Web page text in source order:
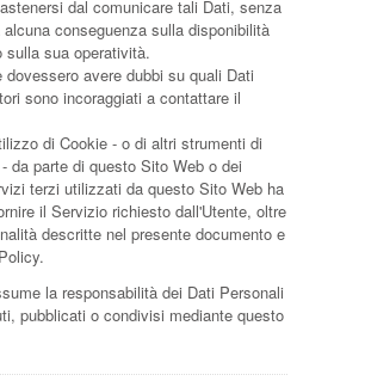
dal comunicare tali Dati, senza
conseguenza sulla disponibilità
sulla sua operatività.
avere dubbi su quali Dati
sono incoraggiati a contattare il
di Cookie - o di altri strumenti di
da parte di questo Sito Web o dei
terzi utilizzati da questo Sito Web ha
il Servizio richiesto dall'Utente, oltre
descritte nel presente documento e
la responsabilità dei Dati Personali
pubblicati o condivisi mediante questo